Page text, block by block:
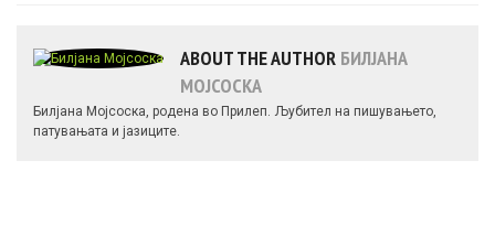
ABOUT THE AUTHOR БИЛЈАНА
МОЈСОСКА
Билјана Мојсоска, родена во Прилеп. Љубител на пишувањето,
патувањата и јазиците.